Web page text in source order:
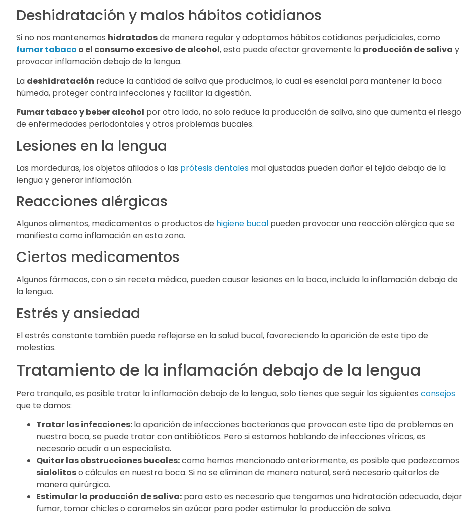
Deshidratación y malos hábitos cotidianos
Si no nos mantenemos hidratadosde manera regular y adoptamos hábitos cotidianos perjudiciales, como
fumar tabaco o el consumo excesivo de alcohol, esto puede afectar gravemente la producción de saliva y
provocar inflamación debajo de la lengua.
La deshidratación reduce la cantidad de saliva que producimos, lo cual es esencial para mantener la boca
húmeda, proteger contra infecciones y facilitar la digestión.
Fumar tabaco y beber alcohol por otro lado, no solo reduce la producción de saliva, sino que aumenta el riesgo
de enfermedades periodontales y otros problemas bucales.
Lesiones en la lengua
Las mordeduras, los objetos afilados o las prótesis dentales mal ajustadas pueden dañar el tejido debajo de la
lengua y generar inflamación.
Reacciones alérgicas
Algunos alimentos, medicamentos o productos de higiene bucal pueden provocar una reacción alérgica que se
manifiesta como inflamación en esta zona.
Ciertos medicamentos
Algunos fármacos, con o sin receta médica, pueden causar lesiones en la boca, incluida la inflamación debajo de
la lengua.
Estrés y ansiedad
El estrés constante también puede reflejarse en la salud bucal, favoreciendo la aparición de este tipo de
molestias.
Tratamiento de la inflamación debajo de la lengua
Pero tranquilo, es posible tratar la inflamación debajo de la lengua, solo tienes que seguir los siguientes consejos
que te damos:
Tratar las infecciones:la aparición de infecciones bacterianas que provocan este tipo de problemas en
nuestra boca, se puede tratar con antibióticos. Pero si estamos hablando de infecciones víricas, es
necesario acudir a un especialista.
Quitar las obstrucciones bucales:como hemos mencionado anteriormente, es posible que padezcamos
sialolitoso cálculos en nuestra boca. Si no se eliminan de manera natural, será necesario quitarlos de
manera quirúrgica.
Estimular la producción de saliva: para esto es necesario que tengamos una hidratación adecuada, dejar
fumar, tomar chicles o caramelos sin azúcar para poder estimular la producción de saliva.